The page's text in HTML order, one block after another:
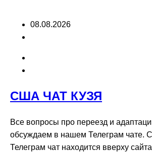
Перейти08.08.2026
США ЧАТ КУЗЯ
Все вопросы про переезд и
обсуждаем в нашем Телеграм чате.
Телеграм чат находится вверху сайта